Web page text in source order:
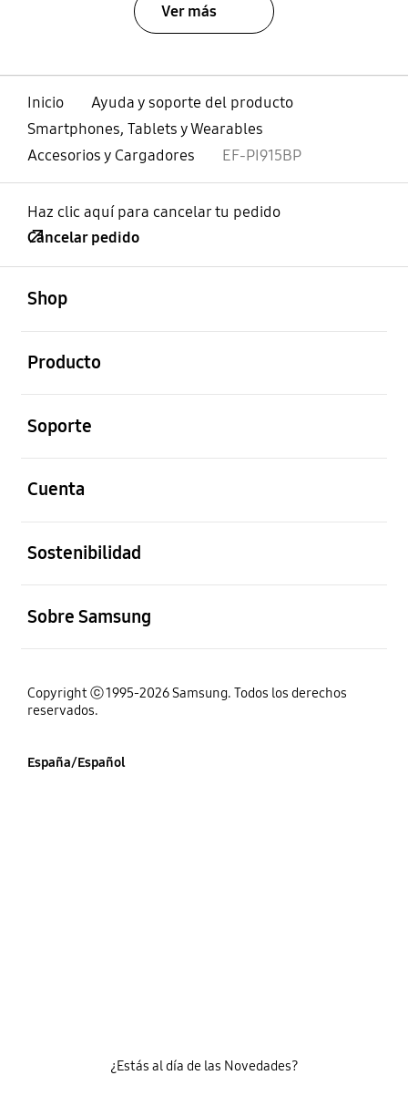
Ver más
Inicio
Ayuda y soporte del producto
Smartphones, Tablets y Wearables
Accesorios y Cargadores
EF-PI915BP
Haz clic aquí para cancelar tu pedido
Cancelar pedido
Shop
Producto
Soporte
Cuenta
Sostenibilidad
Sobre Samsung
Copyright ⓒ 1995-2026 Samsung. Todos los derechos
reservados.
España/Español
¿Estás al día de las Novedades?